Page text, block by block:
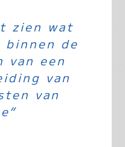
zien wat
de
van een
van
van